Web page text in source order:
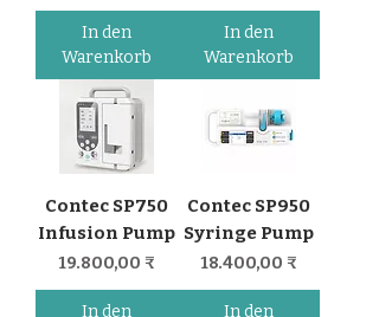
In den
Warenkorb
In den
Warenkorb
Contec SP750
Infusion Pump
Preis
19.800,00 ₹
In den
Contec SP950
Syringe Pump
Preis
18.400,00 ₹
In den